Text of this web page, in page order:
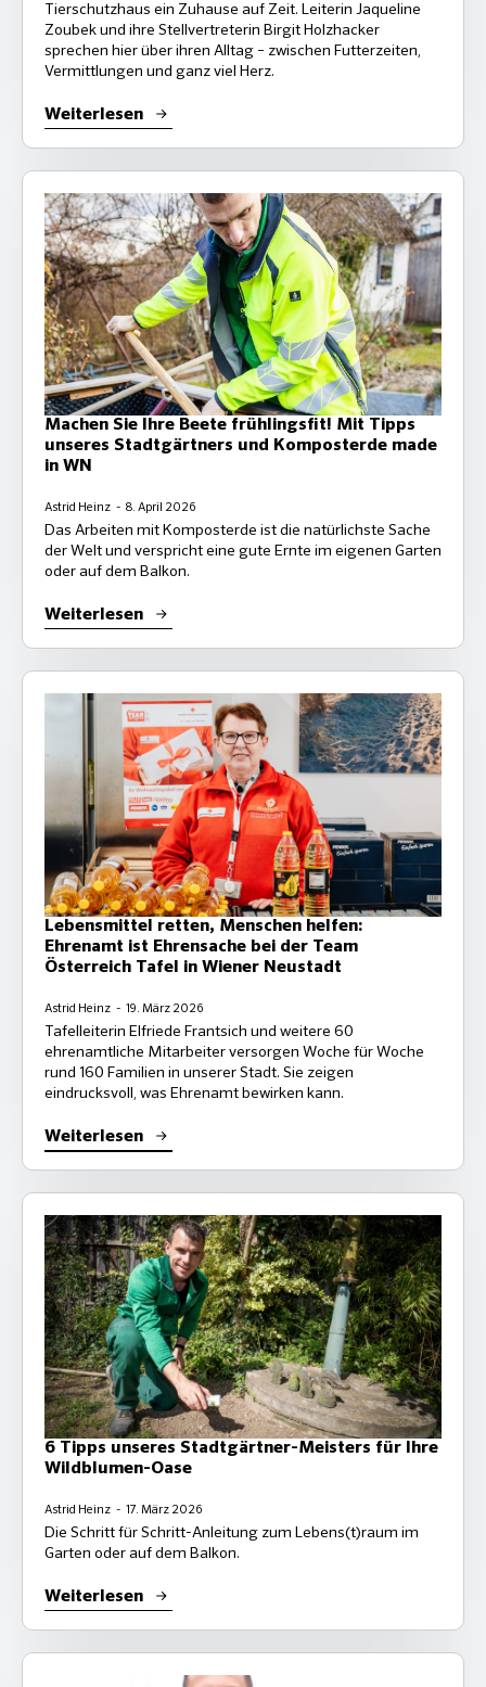
Tierschutzhaus ein Zuhause auf Zeit. Leiterin Jaqueline
Zoubek und ihre Stellvertreterin Birgit Holzhacker
sprechen hier über ihren Alltag – zwischen Futterzeiten,
Vermittlungen und ganz viel Herz.
Weiterlesen
Machen Sie Ihre Beete frühlingsfit! Mit Tipps
unseres Stadtgärtners und Komposterde made
in WN
Astrid Heinz 8. April 2026
Das Arbeiten mit Komposterde ist die natürlichste Sache
der Welt und verspricht eine gute Ernte im eigenen Garten
oder auf dem Balkon.
Weiterlesen
Lebensmittel retten, Menschen helfen:
Ehrenamt ist Ehrensache bei der Team
Österreich Tafel in Wiener Neustadt
Astrid Heinz 19. März 2026
Tafelleiterin Elfriede Frantsich und weitere 60
ehrenamtliche Mitarbeiter versorgen Woche für Woche
rund 160 Familien in unserer Stadt. Sie zeigen
eindrucksvoll, was Ehrenamt bewirken kann.
Weiterlesen
6 Tipps unseres Stadtgärtner-Meisters für Ihre
Wildblumen-Oase
Astrid Heinz 17. März 2026
Die Schritt für Schritt-Anleitung zum Lebens(t)raum im
Garten oder auf dem Balkon.
Weiterlesen